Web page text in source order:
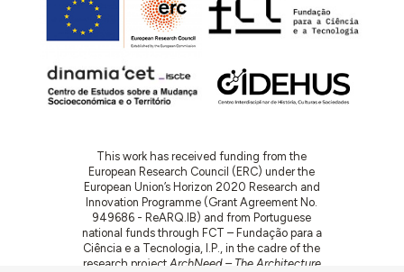
This work has received funding from the
European Research Council (ERC) under the
European Union’s Horizon 2020 Research and
Innovation Programme (Grant Agreement No.
949686 - ReARQ.IB) and from Portuguese
national funds through FCT – Fundação para a
Ciência e a Tecnologia, I.P., in the cadre of the
research project ArchNeed – The Architecture